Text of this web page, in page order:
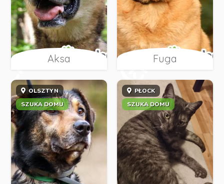
Aksa Fuga
OLSZTYN
SZUKA DOMU
PŁOCK
SZUKA DOMU